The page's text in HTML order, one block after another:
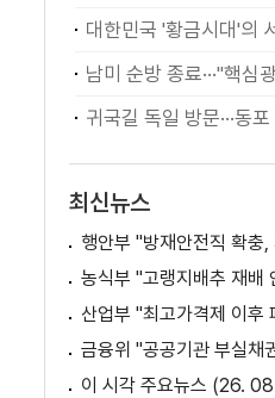
최신뉴스
이 시각 주요뉴스 (26.